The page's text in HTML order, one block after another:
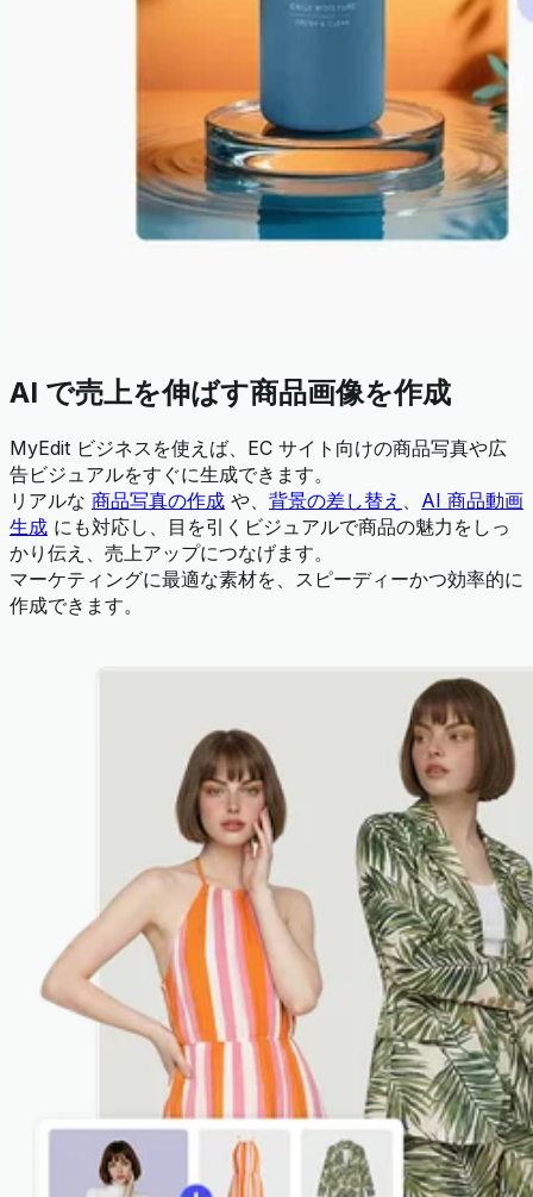
AI で売上を伸ばす商品画像を作成
MyEdit ビジネスを使えば、EC サイト向けの商品写真や広
告ビジュアルをすぐに生成できます。
リアルな 商品写真の作成 や、 背景の差し替え 、 AI 商品動画
生成 にも対応し、目を引くビジュアルで商品の魅力をしっ
かり伝え、売上アップにつなげます。
マーケティングに最適な素材を、スピーディーかつ効率的に
作成できます。